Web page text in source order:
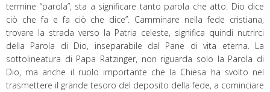
termine “parola”, sta a significare tanto parola che atto. Dio dice
ciò che fa e fa ciò che dice”. Camminare nella fede cristiana,
trovare la strada verso la Patria celeste, significa quindi nutrirci
della Parola di Dio, inseparabile dal Pane di vita eterna. La
sottolineatura di Papa Ratzinger, non riguarda solo la Parola di
Dio, ma anche il ruolo importante che la Chiesa ha svolto nel
trasmettere il grande tesoro del deposito della fede, a cominciare